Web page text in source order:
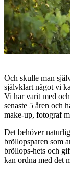
Och skulle man
självklart något vi
Vi har varit med
senaste 5 åren och
make-up, fotograf
Det behöver
bröllopsparen som
bröllops-hets och
kan ordna med det